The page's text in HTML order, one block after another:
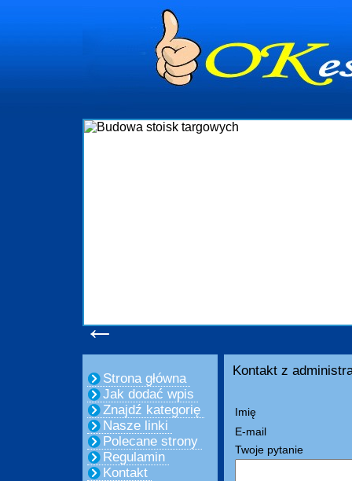
←
Strona główna
Jak dodać wpis
Znajdź kategorię
Nasze linki
Polecane strony
Regulamin
Kontakt
Kontakt z
Imię
E-mail
Twoje pytanie